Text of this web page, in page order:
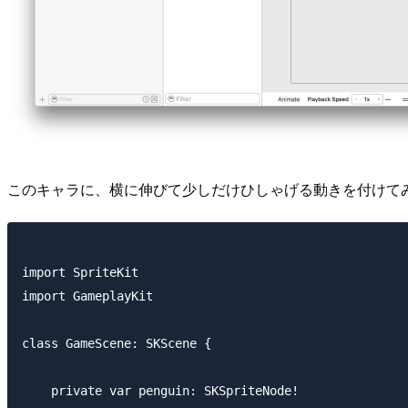
このキャラに、横に伸びて少しだけひしゃげる動きを付けて
import SpriteKit
import GameplayKit
class GameScene: SKScene {
    private var penguin: SKSpriteNode!